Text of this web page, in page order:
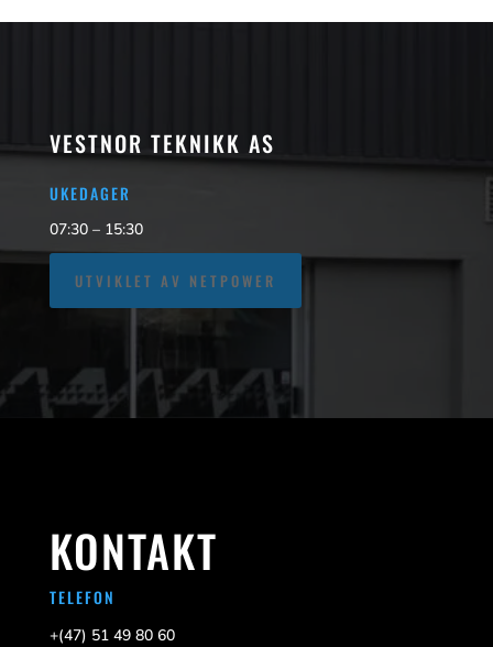
VESTNOR TEKNIKK AS
UKEDAGER
07:30 – 15:30
UTVIKLET AV NETPOWER
KONTAKT
TELEFON
+(47) 51 49 80 60